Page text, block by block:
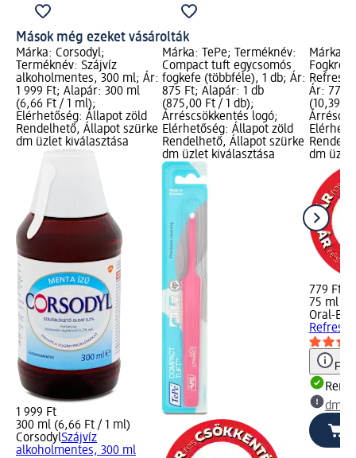
Mások még ezeket vásárolták
Márka: Corsodyl;
Terméknév: Szájvíz
alkoholmentes, 300 ml; Ár:
1 999 Ft; Alapár: 300 ml
(6,66 Ft / 1 ml);
Elérhetőség: Állapot zöld
Rendelhető, Állapot szürke
dm üzlet kiválasztása
1 999 Ft
300 ml (6,66 Ft / 1 ml)
CorsodylSzájvíz
alkoholmentes, 300 ml
Márka: TePe; Terméknév:
Compact tuft egycsomós
fogkefe (többféle), 1 db; Ár:
875 Ft; Alapár: 1 db
(875,00 Ft / 1 db);
Árréscsökkentés logó;
Elérhetőség: Állapot zöld
Rendelhető, Állapot szürke
dm üzlet kiválasztása
Márka:
Ár: 779
(10,39
dm
779 Ft
75 ml
Oral-B
dm